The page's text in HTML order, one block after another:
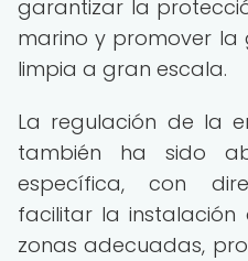
garantizar la
marino y promover la
limpia a gran escala.
La regulación de la
también ha sido
específica, con
facilitar la instalación
zonas adecuadas,